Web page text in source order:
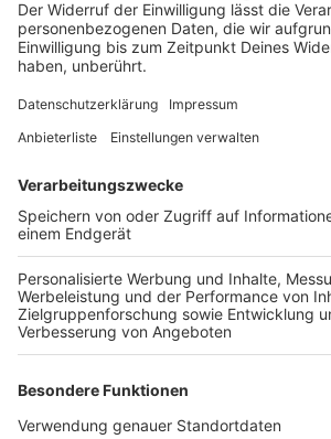
Eltern frühzeitig das Gespräch mit
suchten, auch wenn diese sich
solche Inhalte interessieren.
Anzeige
Zwei wichtige Botschaften an
Anzeige
Dabei, so ein Ergebnis aus der Runde,
Botschaften an die Kinder besonders
Meistens handelt es sich um
Schauspielerinnen und